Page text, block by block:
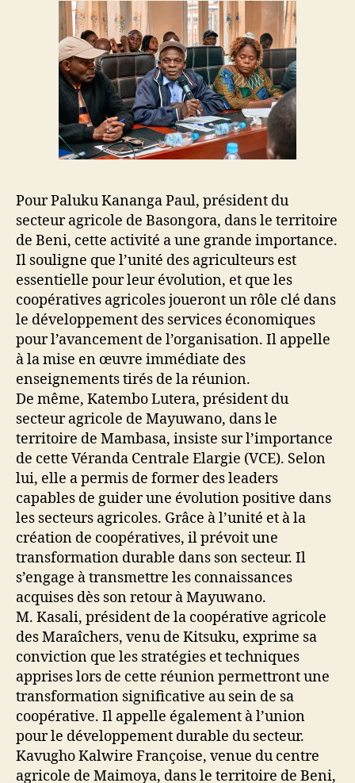
Pour Paluku Kananga Paul, président du
secteur agricole de Basongora, dans le territoire
de Beni, cette activité a une grande importance.
Il souligne que l’unité des agriculteurs est
essentielle pour leur évolution, et que les
coopératives agricoles joueront un rôle clé dans
le développement des services économiques
pour l’avancement de l’organisation. Il appelle
à la mise en œuvre immédiate des
enseignements tirés de la réunion.
De même, Katembo Lutera, président du
secteur agricole de Mayuwano, dans le
territoire de Mambasa, insiste sur l’importance
de cette Véranda Centrale Elargie (VCE). Selon
lui, elle a permis de former des leaders
capables de guider une évolution positive dans
les secteurs agricoles. Grâce à l’unité et à la
création de coopératives, il prévoit une
transformation durable dans son secteur. Il
s’engage à transmettre les connaissances
acquises dès son retour à Mayuwano.
M. Kasali, président de la coopérative agricole
des Maraîchers, venu de Kitsuku, exprime sa
conviction que les stratégies et techniques
apprises lors de cette réunion permettront une
transformation significative au sein de sa
coopérative. Il appelle également à l’union
pour le développement durable du secteur.
Kavugho Kalwire Françoise, venue du centre
agricole de Maimoya, dans le territoire de Beni,